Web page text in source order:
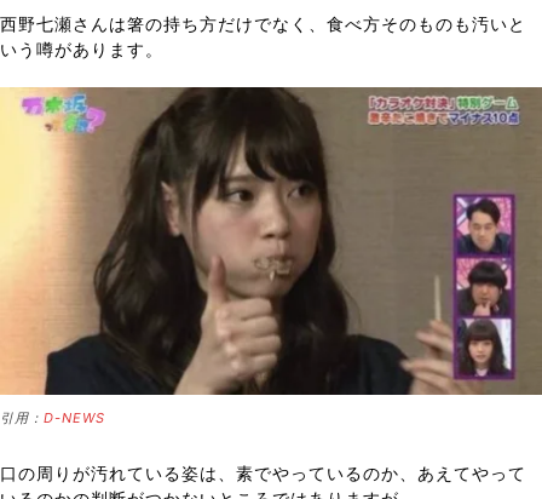
西野七瀬さんは箸の持ち方だけでなく、食べ方そのものも汚いと
いう噂があります。
引用： D-NEWS
口の周りが汚れている姿は、素でやっているのか、あえてやって